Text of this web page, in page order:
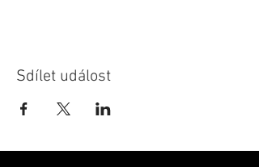
Sdílet událost